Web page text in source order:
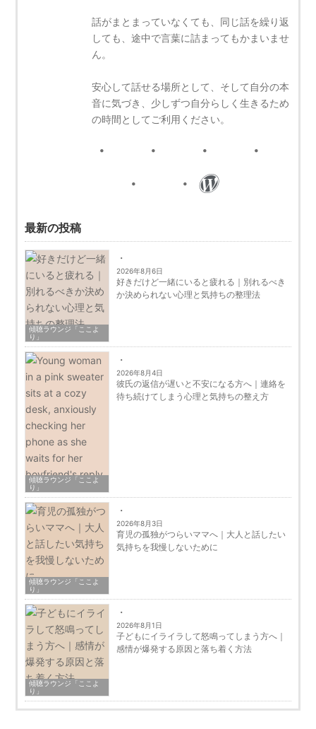
話がまとまっていなくても、同じ話を繰り返
しても、途中で言葉に詰まってもかまいませ
ん。
安心して話せる場所として、そして自分の本
音に気づき、少しずつ自分らしく生きるため
の時間としてご利用ください。
最新の投稿
傾聴ラウンジ「ここよ
り」
2026年8月6日
好きだけど一緒にいると疲れる｜別れるべき
か決められない心理と気持ちの整理法
傾聴ラウンジ「ここよ
り」
2026年8月4日
彼氏の返信が遅いと不安になる方へ｜連絡を
待ち続けてしまう心理と気持ちの整え方
傾聴ラウンジ「ここよ
り」
2026年8月3日
育児の孤独がつらいママへ｜大人と話したい
気持ちを我慢しないために
傾聴ラウンジ「ここよ
り」
2026年8月1日
子どもにイライラして怒鳴ってしまう方へ｜
感情が爆発する原因と落ち着く方法